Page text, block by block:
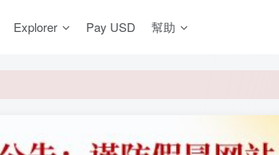
Explorer Pay USD 幫助